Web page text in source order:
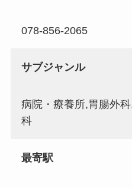
078-856-2065
サブジャンル
病院・療養所,胃腸外
科
最寄駅